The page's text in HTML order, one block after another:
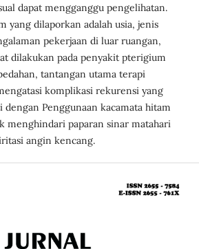
dapat mengganggu pengelihatan.
yang dilaporkan adalah usia, jenis
pekerjaan di luar ruangan,
dilakukan pada penyakit pterigium
tantangan utama terapi
komplikasi rekurensi yang
dengan Penggunaan kacamata hitam
menghindari paparan sinar matahari
angin kencang.